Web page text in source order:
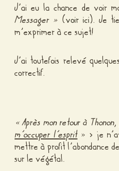
J’ai eu la chance de voir
Messager » (voir ici). Je
m’exprimer à ce sujet!
J’ai toutefois relevé
correctif.
« Après mon retour à
m’occuper l’esprit» > je
mettre à profit l’abondance
sur le végétal.